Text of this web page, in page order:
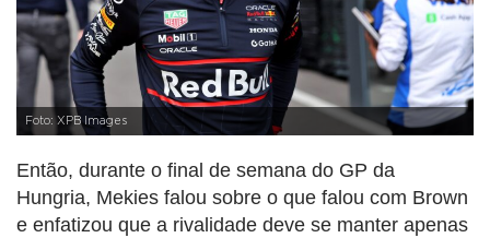
Foto: XPB Images
Então, durante o final de semana do GP da
Hungria, Mekies falou sobre o que falou com Brown
e enfatizou que a rivalidade deve se manter apenas